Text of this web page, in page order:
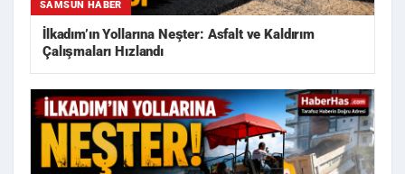
SAMSUN HABER
İlkadım’ın Yollarına Neşter: Asfalt ve Kaldırım
Çalışmaları Hızlandı